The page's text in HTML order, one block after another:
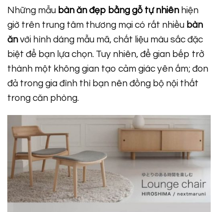
Những mẫu bàn ăn đẹp bằng gỗ tự nhiên hiện
giờ trên trung tâm thương mại có rất nhiều bàn
ăn với hình dáng mẫu mã, chất liệu màu sắc đặc
biệt để bạn lựa chọn. Tuy nhiên, để gian bếp trở
thành một không gian tạo cảm giác yên ấm; đon
đả trong gia đình thì bạn nên đồng bộ nội thất
trong căn phòng.